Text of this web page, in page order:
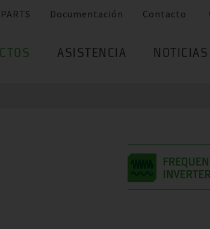
Documentación Contacto
ASISTENCIA NOTICIAS